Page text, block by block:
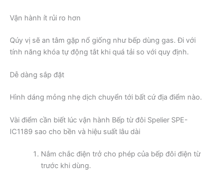
Vận hành ít rủi ro hơn
Qúy vị sẽ an tâm gặp nổ giống như bếp dùng gas. Đi với
tính năng khóa tự động tắt khi quá tải so với quy định.
Dễ dàng sắp đặt
Hình dáng mỏng nhẹ dịch chuyển tới bất cứ địa điểm nào.
Vài điểm cần biết lúc vận hành Bếp từ đôi Spelier SPE-
IC1189 sao cho bền và hiệu suất lâu dài
Nắm chắc điện trở cho phép của bếp đôi điện từ
trước khi dùng.